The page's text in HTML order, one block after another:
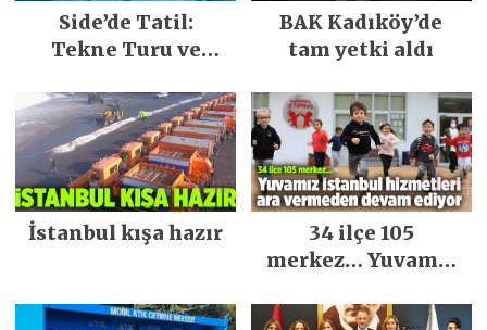
Side’de Tatil:
Tekne Turu ve
BAK Kadıköy’de
tam yetki aldı
İstanbul kışa hazır
34 ilçe 105
merkez… Yuvamız
ara vermeden